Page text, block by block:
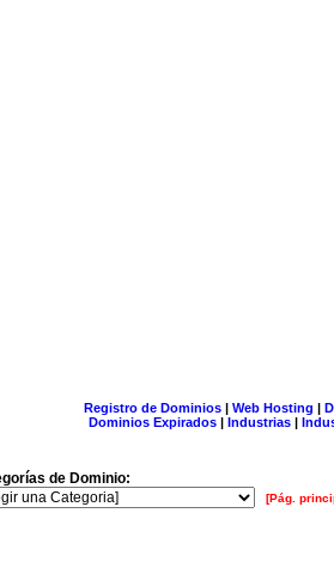
Registro de Dominios| Web Hosting |
Dominios Expirados | Industrias |
de Dominio:
[Pág.